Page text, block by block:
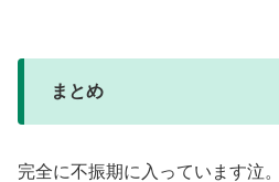
まとめ
完全に不振期に入っています泣